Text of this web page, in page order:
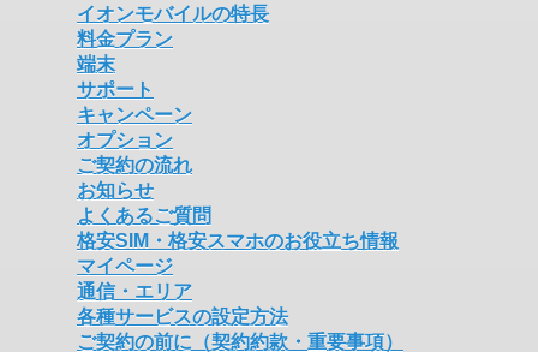
イオンモバイルの特長
料金プラン
端末
サポート
キャンペーン
オプション
ご契約の流れ
お知らせ
よくあるご質問
格安SIM・格安スマホのお役立ち情報
マイページ
通信・エリア
各種サービスの設定方法
ご契約の前に（契約約款・重要事項）